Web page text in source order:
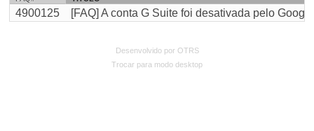
4900125 [FAQ] A conta G Suite foi desativada pelo
Desenvolvido por OTRS
Trocar para modo desktop